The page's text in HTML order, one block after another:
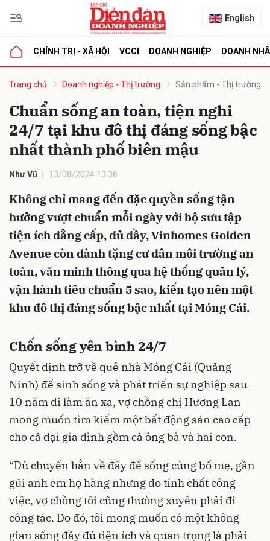
English
CHÍNH TRỊ - XÃ HỘI VCCI DOANH NGHIỆP DOANH
Trang chủ Doanh nghiệp - Thị trường Sản phẩm - Thị trường
Chuẩn sống an toàn, tiện nghi
24/7 tại khu đô thị đáng sống bậc
nhất thành phố biên mậu
Như Vũ 13/08/2024 13:36
Không chỉ mang đến đặc quyền sống tận
hưởng vượt chuẩn mỗi ngày với bộ sưu tập
tiện ích đẳng cấp, đủ đầy, Vinhomes Golden
Avenue còn dành tặng cư dân môi trường an
toàn, văn minh thông qua hệ thống quản lý,
vận hành tiêu chuẩn 5 sao, kiến tạo nên một
khu đô thị đáng sống bậc nhất tại Móng Cái.
Chốn sống yên bình 24/7
Quyết định trở về quê nhà Móng Cái (Quảng
Ninh) để sinh sống và phát triển sự nghiệp sau
10 năm đi làm ăn xa, vợ chồng chị Hương Lan
mong muốn tìm kiếm một bất động sản cao cấp
cho cả đại gia đình gồm cả ông bà và hai con.
“Dù chuyển hẳn về đây để sống cùng bố mẹ, gần
gũi anh em họ hàng nhưng do tính chất công
việc, vợ chồng tôi cũng thường xuyên phải đi
công tác. Do đó, tôi mong muốn có một không
gian sống đầy đủ tiện ích và quan trọng là phải
luận
Hủy